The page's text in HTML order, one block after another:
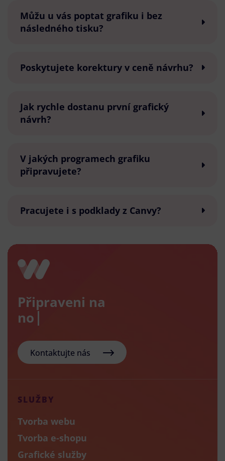
Můžu u vás poptat grafiku i bez
následného tisku?
Poskytujete korektury v ceně návrhu?
Jak rychle dostanu první grafický
návrh?
V jakých programech grafiku
připravujete?
Pracujete i s podklady z Canvy?
Připraveni na
nový e-
Kontaktujte nás
SLUŽBY
Tvorba webu
Tvorba e-shopu
Grafické služby